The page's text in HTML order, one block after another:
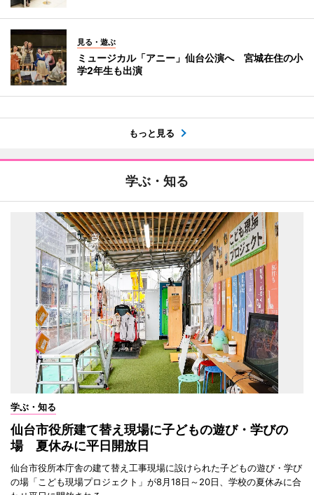
見る・遊ぶ
ミュージカル「アニー」仙台公演へ 宮城在住の小
学2年生も出演
もっと見る
学ぶ・知る
学ぶ・知る
仙台市役所建て替え現場に子どもの遊び・学びの
場 夏休みに平日開放日
仙台市役所本庁舎の建て替え工事現場に設けられた子どもの遊び・学び
の場「こども現場プロジェクト」が8月18日～20日、学校の夏休みに合